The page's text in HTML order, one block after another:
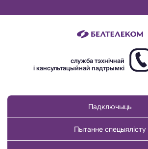
служба тэхнічнай
і кансультацыйнай падтрымкі
Падключыць
Пытанне спецыялісту